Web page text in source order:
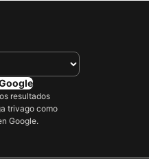
resultados
trivago como
Google.